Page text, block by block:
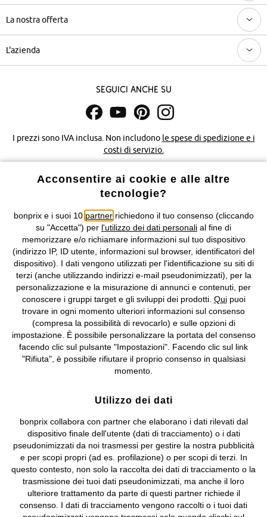
La nostra offerta
L'azienda
Seguici anche su
I prezzi sono IVA inclusa. Non includono le spese di spedizione e i
costi di servizio.
Condizioni di vendita Accessibilità
Informazioni legali Diritto di recesso
© 2026 bonprix.Tutti i diritti riservati.
bonprix S.r.l. con socio unico, sede legale: via Adua 33 - 13855
Valdengo (BI) C.F. 01510910027 - P.I. 01939830020, Reg. Imprese di
Biella n. 01510910027, R.E.A. BI - 171345, N. Reg. Pile:
IT09060P00000858, N. Reg. AEE: IT08020000002105 Capitale
Sociale: euro 1.000.000 i.v, Società soggetta all'attività di direzione
e coordinamento di bonprix Beteiligungs -Verwaltungsgesellschaft
mbH.
Acconsentire ai cookie e alle altre
tecnologie?
bonprix e i suoi 10 partnerrichiedono il tuo consenso (cliccando
su "Accetta") per l'utilizzo dei dati personali al fine di
memorizzare e/o richiamare informazioni sul tuo dispositivo
(indirizzo IP, ID utente, informazioni sul browser, identificatori del
dispositivo). I dati vengono utilizzati per l'identificazione su siti di
terzi (anche utilizzando indirizzi e-mail pseudonimizzati), per la
personalizzazione e la misurazione di annunci e contenuti, per
conoscere i gruppi target e gli sviluppi dei prodotti. Quipuoi
trovare in ogni momento ulteriori informazioni sul consenso
(compresa la possibilità di revocarlo) e sulle opzioni di
impostazione. È possibile personalizzare la portata del consenso
facendo clic sul pulsante "Impostazioni". Facendo clic sul link
"Rifiuta", è possibile rifiutare il proprio consenso in qualsiasi
momento.
Utilizzo dei dati
bonprix collabora con partner che elaborano i dati rilevati dal
dispositivo finale dell'utente (dati di tracciamento) o i dati
pseudonimizzati da noi trasmessi per gestire la nostra pubblicità
e per scopi propri (ad es. profilazione) o per scopi di terzi. In
questo contesto, non solo la raccolta dei dati di tracciamento o la
trasmissione dei tuoi dati pseudonimizzati, ma anche il loro
ulteriore trattamento da parte di questi partner richiede il
consenso. I dati di tracciamento vengono raccolti o i tuoi dati